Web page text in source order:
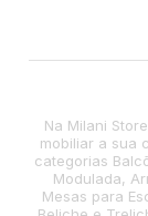
Na Milani
mobiliar a sua
categorias
Modulada,
Mesas para